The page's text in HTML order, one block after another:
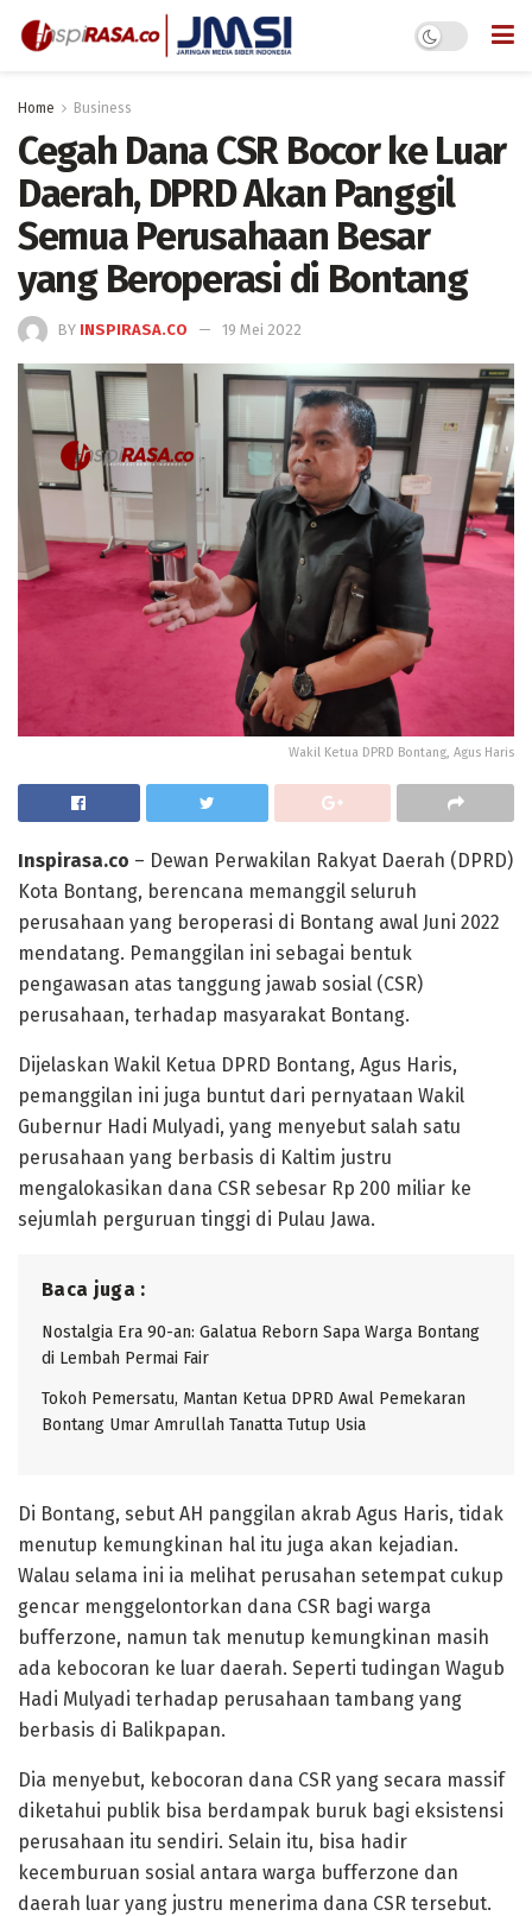
Home Business
Cegah Dana CSR Bocor ke Luar
Daerah, DPRD Akan Panggil
Semua Perusahaan Besar
yang Beroperasi di Bontang
BY INSPIRASA.CO 19 Mei 2022
Wakil Ketua DPRD Bontang, Agus Haris
Inspirasa.co – Dewan Perwakilan Rakyat Daerah (DPRD)
Kota Bontang, berencana memanggil seluruh
perusahaan yang beroperasi di Bontang awal Juni 2022
mendatang. Pemanggilan ini sebagai bentuk
pengawasan atas tanggung jawab sosial (CSR)
perusahaan, terhadap masyarakat Bontang.
Dijelaskan Wakil Ketua DPRD Bontang, Agus Haris,
pemanggilan ini juga buntut dari pernyataan Wakil
Gubernur Hadi Mulyadi, yang menyebut salah satu
perusahaan yang berbasis di Kaltim justru
mengalokasikan dana CSR sebesar Rp 200 miliar ke
sejumlah perguruan tinggi di Pulau Jawa.
Baca juga :
Nostalgia Era 90-an: Galatua Reborn Sapa Warga Bontang
di Lembah Permai Fair
Tokoh Pemersatu, Mantan Ketua DPRD Awal Pemekaran
Bontang Umar Amrullah Tanatta Tutup Usia
Di Bontang, sebut AH panggilan akrab Agus Haris, tidak
menutup kemungkinan hal itu juga akan kejadian.
Walau selama ini ia melihat perusahan setempat cukup
gencar menggelontorkan dana CSR bagi warga
bufferzone, namun tak menutup kemungkinan masih
ada kebocoran ke luar daerah. Seperti tudingan Wagub
Hadi Mulyadi terhadap perusahaan tambang yang
berbasis di Balikpapan.
Dia menyebut, kebocoran dana CSR yang secara massif
diketahui publik bisa berdampak buruk bagi eksistensi
perusahaan itu sendiri. Selain itu, bisa hadir
kecemburuan sosial antara warga bufferzone dan
daerah luar yang justru menerima dana CSR tersebut.